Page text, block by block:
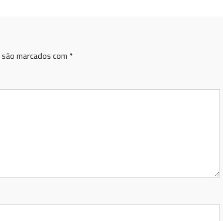
marcados com *